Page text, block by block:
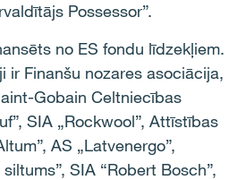
Possessor”.
no ES fondu līdzekļiem.
ir Finanšu nozares asociācija,
Gobain Celtniecības
SIA „Rockwool”, Attīstības
AS „Latvenergo”,
SIA “Robert Bosch”,